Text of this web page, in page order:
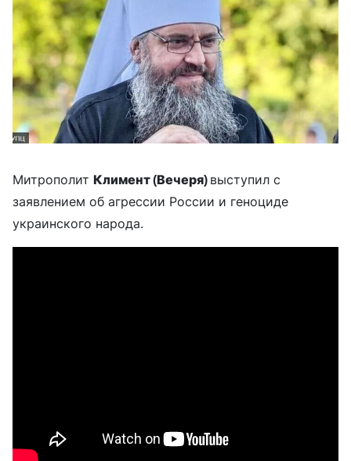
Митрополит Климент (Вечеря) выступил с
заявлением об агрессии России и геноциде
украинского народа.